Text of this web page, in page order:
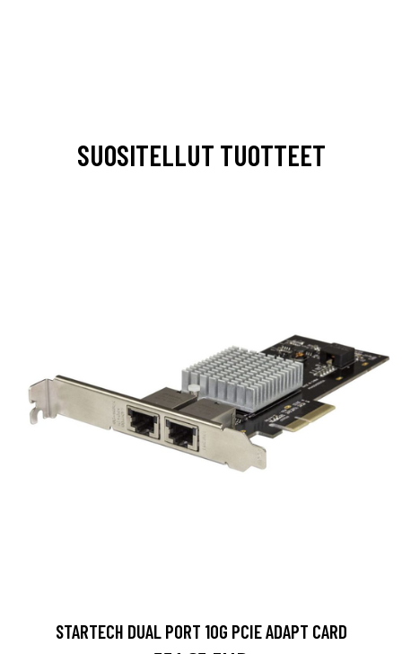
SUOSITELLUT TUOTTEET
STARTECH DUAL PORT 10G PCIE ADAPT CARD